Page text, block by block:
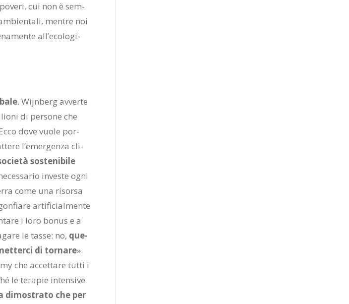
cui non è sem­
men­tre noi
al­l’e­co­lo­gi­
. Wi­jn­berg av­ver­te
di per­so­ne che
dove vuo­le por­
l’e­mer­gen­za cli­
so­ste­ni­bi­le
in­ve­ste ogni
come una ri­sor­sa
ar­ti­fi­cial­men­te
i loro bo­nus e a
le tas­se: no, que­
di tor­na­re».
che ac­cet­ta­re tut­ti i
le te­ra­pie in­ten­si­ve
di­mo­stra­to che per